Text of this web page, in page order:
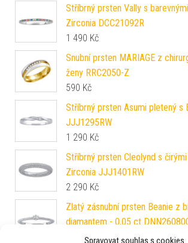
Spravovat souhlas s cookies
Stříbrný prsten Vally s
Zirconia DCC21092R
1 490 Kč
Snubní prsten MARIAGE z
ženy RRC2050-Z
590 Kč
Stříbrný prsten Asumi pletený s
JJJ1295RW
1 290 Kč
Stříbrný prsten Cleolynd s
Zirconia JJJ1401RW
2 290 Kč
Zlatý zásnubní prsten Beanie z
diamantem - 0,05 ct
12 090Kč